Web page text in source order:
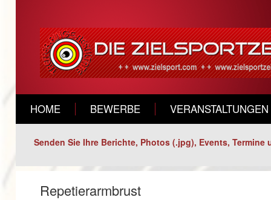
HOME BEWERBE VERANSTALTUNGEN
Senden Sie Ihre Berichte, Photos (.jpg), Events,
Repetierarmbrust